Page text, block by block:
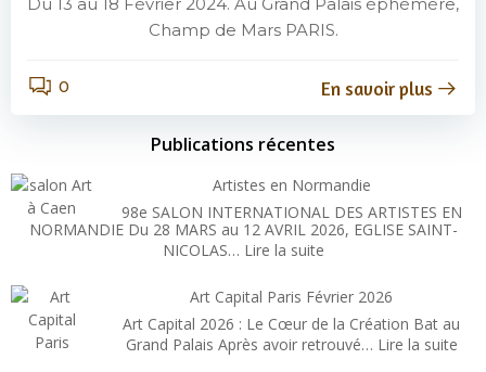
Champ de Mars PARIS.
0 En savoir plus
Publications récentes
Artistes en Normandie
98e SALON INTERNATIONAL DES ARTISTES EN
NORMANDIE Du 28 MARS au 12 AVRIL 2026, EGLISE SAINT-
NICOLAS… Lire la suite:
en
Normandie
Art Capital Paris Février 2026
Art Capital 2026 : Le Cœur de la Création Bat au
Grand Palais Après avoir retrouvé… Lire la suite: